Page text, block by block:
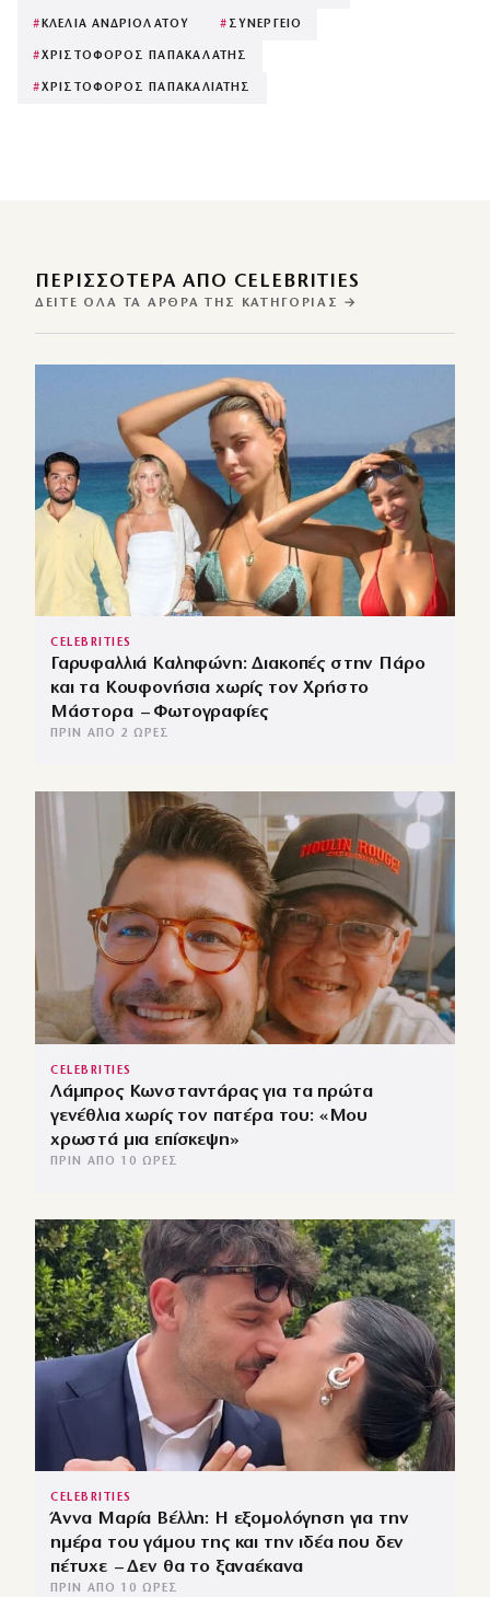
# ΚΛΕΛΙΑ ΑΝΔΡΙΟΛΑΤΟΥ # ΣΥΝΕΡΓΕΙΟ
#ΧΡΙΣΤΟΦΟΡΟΣ ΠΑΠΑΚΑΛΑΤΗΣ
#ΧΡΙΣΤΟΦΟΡΟΣ ΠΑΠΑΚΑΛΙΑΤΗΣ
ΠΕΡΙΣΣΌΤΕΡΑ ΑΠΌ CELEBRITIES
ΔΕΊΤΕ ΌΛΑ ΤΑ ΆΡΘΡΑ ΤΗΣ ΚΑΤΗΓΟΡΊΑΣ →
CELEBRITIES
Γαρυφαλλιά Καληφώνη: Διακοπές στην Πάρο
και τα Κουφονήσια χωρίς τον Χρήστο
Μάστορα – Φωτογραφίες
ΠΡΙΝ ΑΠΌ 2 ΏΡΕΣ
CELEBRITIES
Λάμπρος Κωνσταντάρας για τα πρώτα
γενέθλια χωρίς τον πατέρα του: «Μου
χρωστά μια επίσκεψη»
ΠΡΙΝ ΑΠΌ 10 ΏΡΕΣ
CELEBRITIES
Άννα Μαρία Βέλλη: Η εξομολόγηση για την
ημέρα του γάμου της και την ιδέα που δεν
πέτυχε – Δεν θα το ξαναέκανα
ΠΡΙΝ ΑΠΌ 10 ΏΡΕΣ